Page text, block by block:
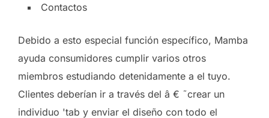
Contactos
Debido a esto especial función específico, Mamba
ayuda consumidores cumplir varios otros
miembros estudiando detenidamente a el tuyo.
Clientes deberían ir a través del â € ˜crear un
individuo 'tab y enviar el diseño con todo el